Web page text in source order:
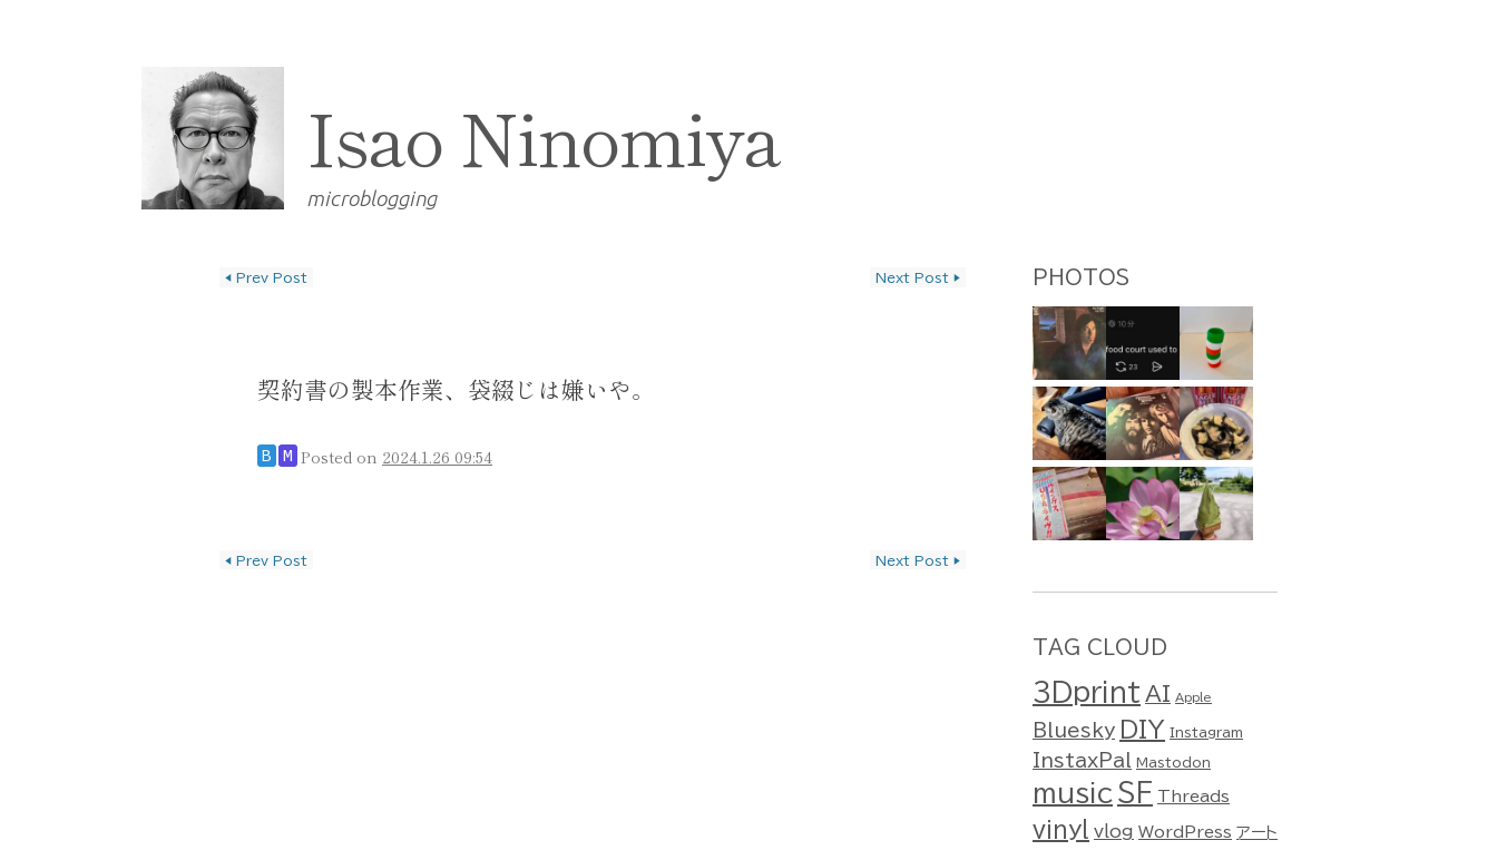
Isao Ninomiya
microblogging
◀ Prev Post Next Post ▶
契約書の製本作業、袋綴じは嫌いや。
B M Posted on 2024.1.26 09:54
投稿ナビゲーション
◀ Prev Post Next Post ▶
PHOTOS
TAG CLOUD
3Dprint AI Apple
Bluesky DIY Instagram
InstaxPal Mastodon
music SF Threads
vinyl vlog WordPress アート